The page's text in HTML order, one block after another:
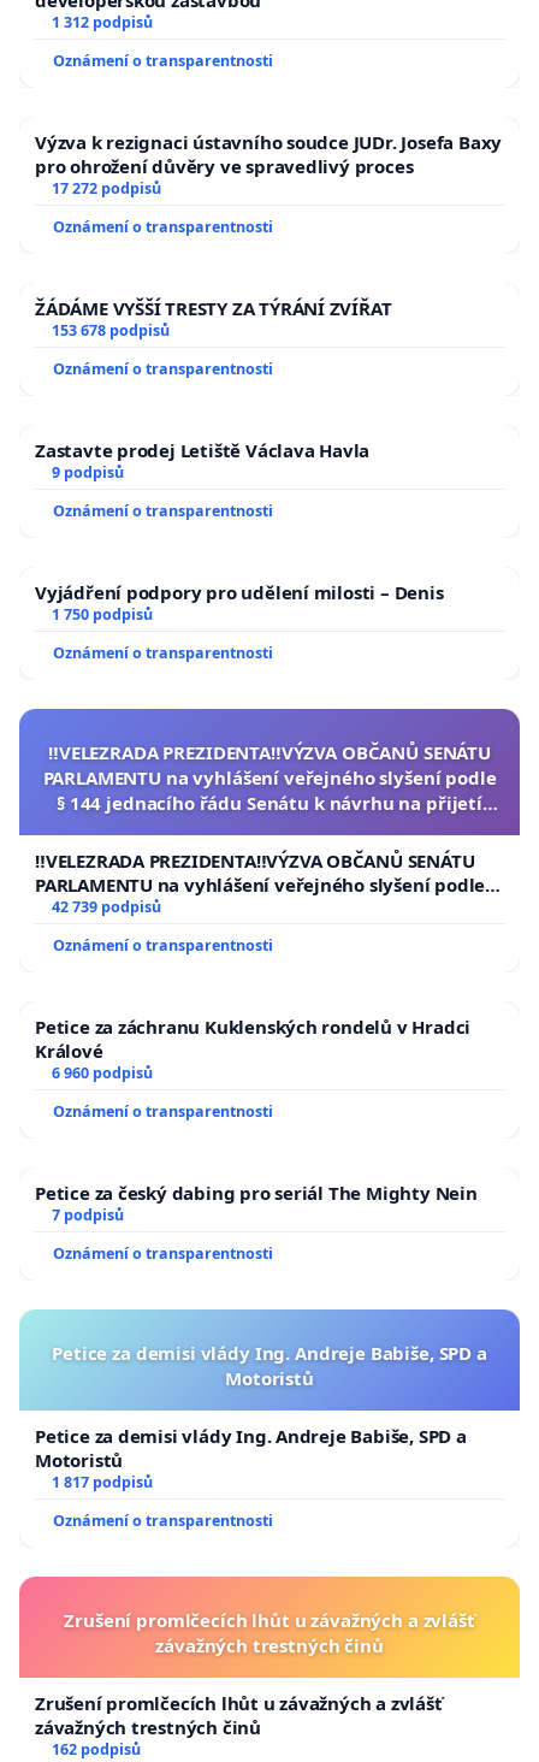
1 312 podpisů
Oznámení o transparentnosti
Výzva k rezignaci ústavního soudce JUDr. Josefa Baxy
pro ohrožení důvěry ve spravedlivý proces
17 272 podpisů
Oznámení o transparentnosti
ŽÁDÁME VYŠŠÍ TRESTY ZA TÝRÁNÍ ZVÍŘAT
153 678 podpisů
Oznámení o transparentnosti
Zastavte prodej Letiště Václava Havla
9 podpisů
Oznámení o transparentnosti
Vyjádření podpory pro udělení milosti – Denis
1 750 podpisů
Oznámení o transparentnosti
‼️VELEZRADA PREZIDENTA‼️VÝZVA OBČANŮ SENÁTU
PARLAMENTU na vyhlášení veřejného slyšení podle
§ 144 jednacího řádu Senátu k návrhu na přijetí
republiky
‼️VELEZRADA PREZIDENTA‼️VÝZVA OBČANŮ SENÁTU
PARLAMENTU na vyhlášení veřejného slyšení podle §
144 jednacího řádu Senátu k návrhu na přijetí
usnesení k podání ústavní žaloby na prezidenta
republiky
42 739 podpisů
Oznámení o transparentnosti
Petice za záchranu Kuklenských rondelů v Hradci
Králové
6 960 podpisů
Oznámení o transparentnosti
Petice za český dabing pro seriál The Mighty Nein
7 podpisů
Oznámení o transparentnosti
Petice za demisi vlády Ing. Andreje Babiše, SPD a
Motoristů
Petice za demisi vlády Ing. Andreje Babiše, SPD a
Motoristů
1 817 podpisů
Oznámení o transparentnosti
Zrušení promlčecích lhůt u závažných a zvlášť
závažných trestných činů
Zrušení promlčecích lhůt u závažných a zvlášť
závažných trestných činů
162 podpisů